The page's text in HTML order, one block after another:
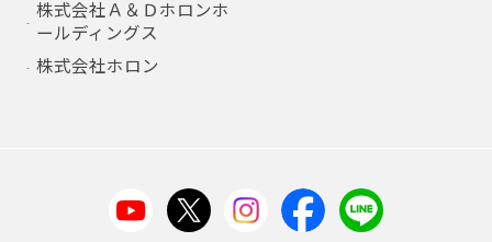
株式会社Ａ＆Ｄホロンホ
ールディングス
株式会社ホロン